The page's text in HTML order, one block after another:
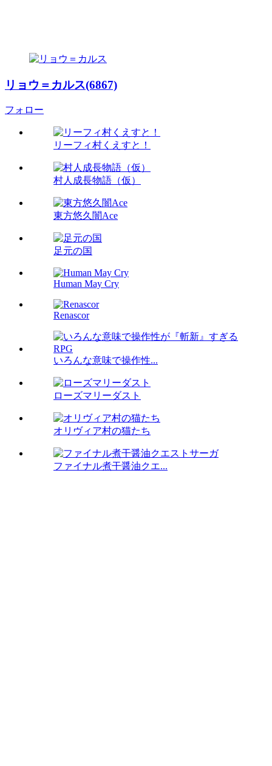
リョウ＝カルス(6867)
フォロー
リーフィ村くえすと！
村人成長物語（仮）
東方悠久闇Ace
足元の国
Human May Cry
Renascor
いろんな意味で操作性...
ローズマリーダスト
オリヴィア村の猫たち
ファイナル煮干醤油クエ...